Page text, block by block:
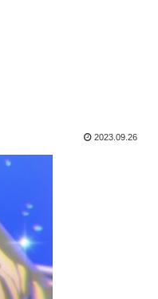
2023.09.26